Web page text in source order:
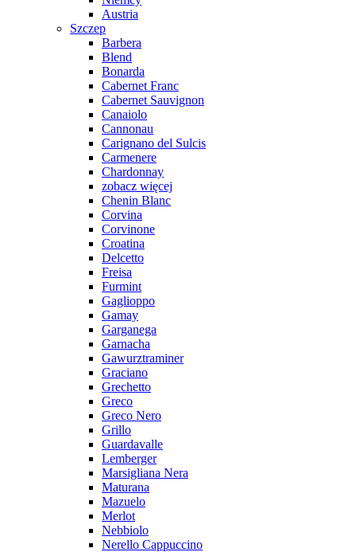
Austria
Szczep
Barbera
Blend
Bonarda
Cabernet Franc
Cabernet Sauvignon
Canaiolo
Cannonau
Carignano del Sulcis
Carmenere
Chardonnay
zobacz więcej
Chenin Blanc
Corvina
Corvinone
Croatina
Delcetto
Freisa
Furmint
Gaglioppo
Gamay
Garganega
Garnacha
Gawurztraminer
Graciano
Grechetto
Greco
Greco Nero
Grillo
Guardavalle
Lemberger
Marsigliana Nera
Maturana
Mazuelo
Merlot
Nebbiolo
Nerello Cappuccino